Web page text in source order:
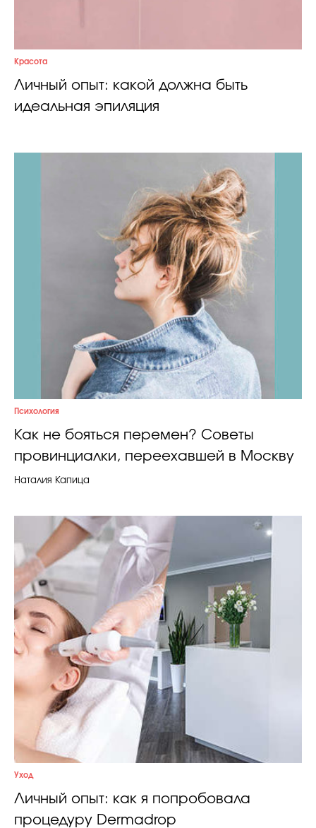
Красота
Личный опыт: какой должна быть
идеальная эпиляция
Психология
Как не бояться перемен? Советы
провинциалки, переехавшей в Москву
Наталия Капица
Уход
Личный опыт: как я попробовала
процедуру Dermadrop